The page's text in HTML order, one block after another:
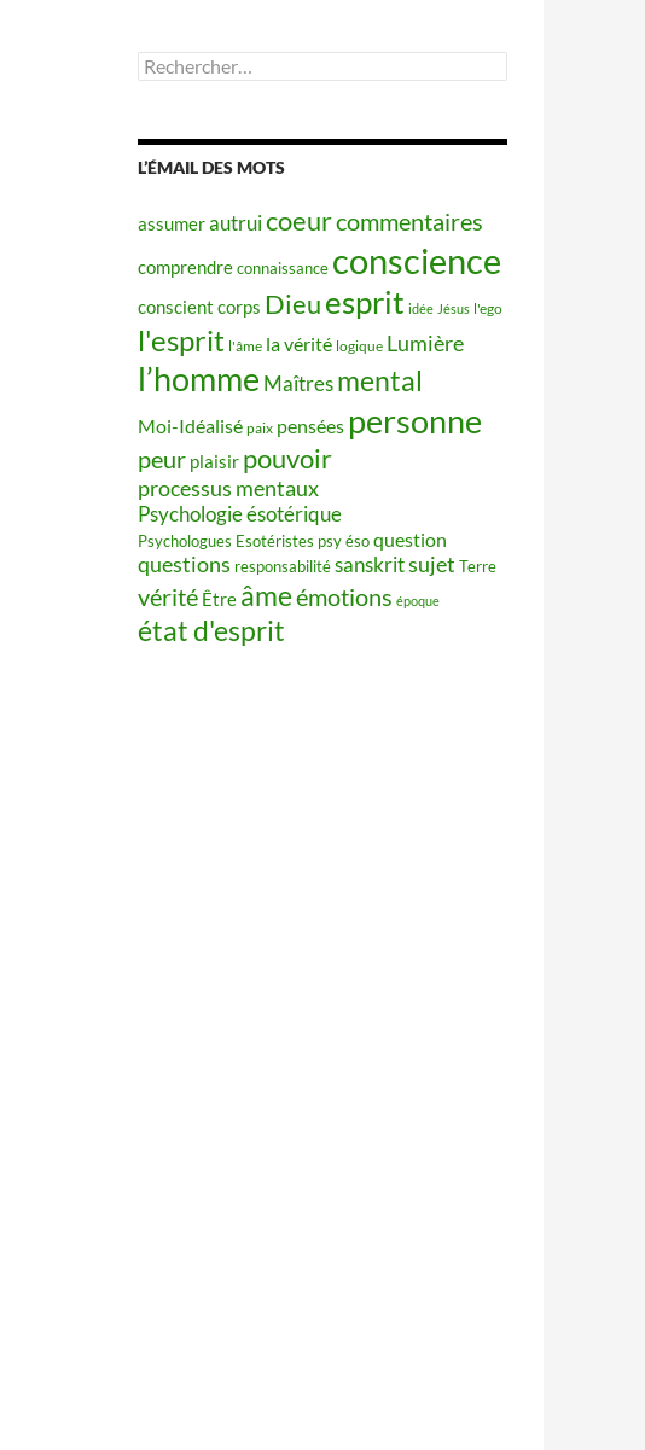
Rechercher :
L’ÉMAIL DES MOTS
assumerautruicoeurcommentaires
comprendreconnaissance conscience
conscient corps Dieuesprit idée Jésus l'ego
l'esprit l'âme la vérité logique Lumière
l’homme Maîtres mental
Moi-Idéalisé paix pensées personne
peur plaisir pouvoir
processus mentaux
Psychologie ésotérique
Psychologues Esotéristes psy ésoquestion
questions responsabilitésanskritsujet Terre
vérité Être âmeémotions époque
état d'esprit